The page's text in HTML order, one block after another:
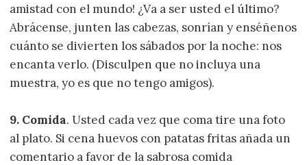
amistad con el mundo! ¿Va a ser usted el último?
Abrácense, junten las cabezas, sonrían y enséñenos
cuánto se divierten los sábados por la noche: nos
encanta verlo. (Disculpen que no incluya una
muestra, yo es que no tengo amigos).
9. Comida. Usted cada vez que coma tire una foto
al plato. Si cena huevos con patatas fritas añada un
comentario a favor de la sabrosa comida